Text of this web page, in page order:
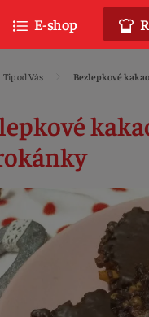
Tip od Vás Bezlepkové
E-shop